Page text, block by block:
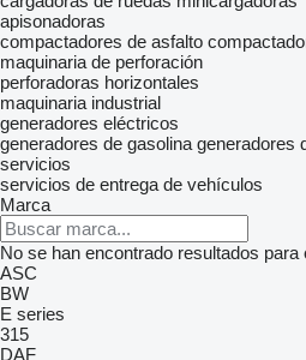
apisonadoras
compactadores de asfalto
maquinaria de perforación
perforadoras horizontales
maquinaria industrial
generadores eléctricos
generadores de gasolina generadores
servicios
servicios de entrega de vehículos
Marca
No se han encontrado resultados para
ASC
BW
E series
315
DAF